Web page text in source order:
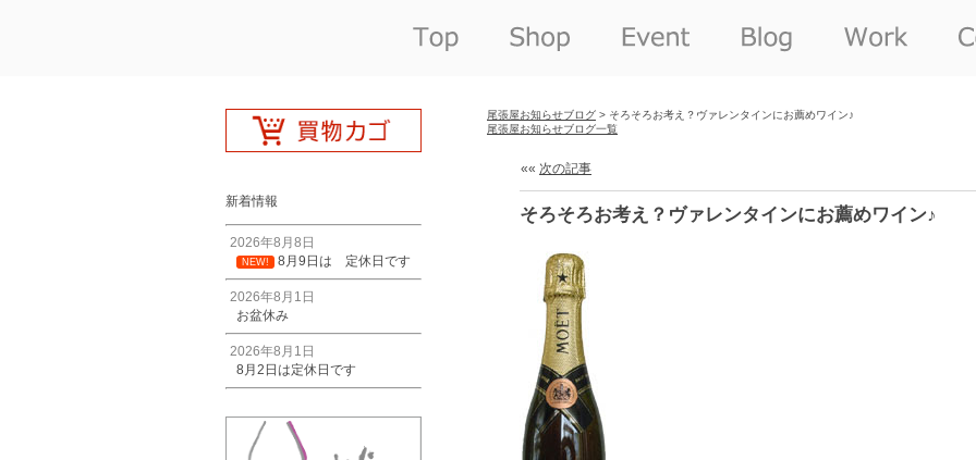
新着情報
2026年8月8日
NEW! 8月9日は 定休日です
2026年8月1日
お盆休み
2026年8月1日
8月2日は定休日です
尾張屋お知らせブログ > そろそろお考え？ヴァレンタインにお薦めワイン♪
尾張屋お知らせブログ一覧
«« 次の記事
そろそろお考え？ヴァレンタインにお薦めワイン♪